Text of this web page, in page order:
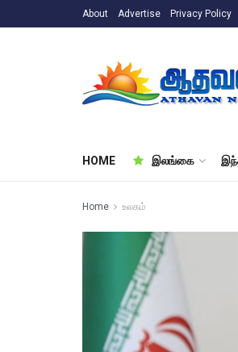
About Advertise Privacy Policy
HOME இலங்கை
Home உலகம்